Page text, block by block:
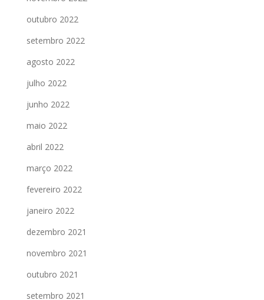
outubro 2022
setembro 2022
agosto 2022
julho 2022
junho 2022
maio 2022
abril 2022
março 2022
fevereiro 2022
janeiro 2022
dezembro 2021
novembro 2021
outubro 2021
setembro 2021